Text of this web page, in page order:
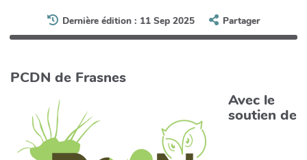
Dernière édition : 11 Sep 2025 Partager
PCDN de Frasnes
Avec le
soutien de